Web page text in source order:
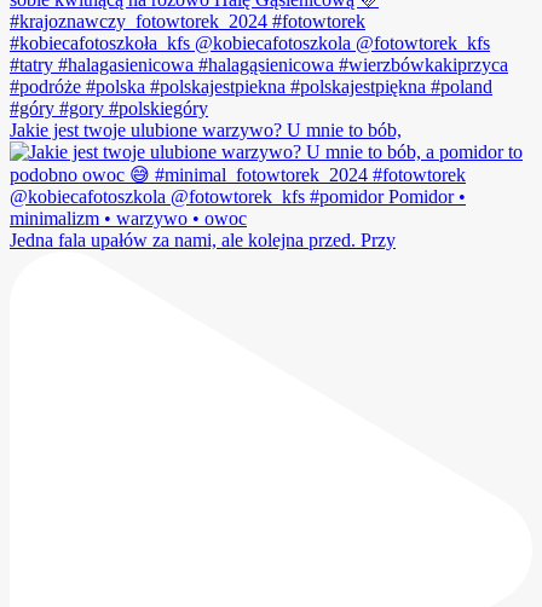
Jakie jest twoje ulubione warzywo? U mnie to bób,
Jedna fala upałów za nami, ale kolejna przed. Przy